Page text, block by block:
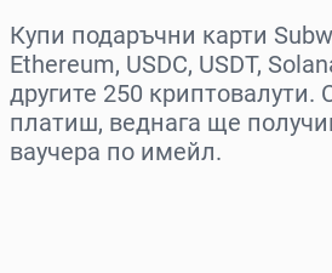
Купи подаръчни карти
Ethereum, USDC, USDT,
другите 250 криптовалути.
платиш, веднага ще
ваучера по имейл.